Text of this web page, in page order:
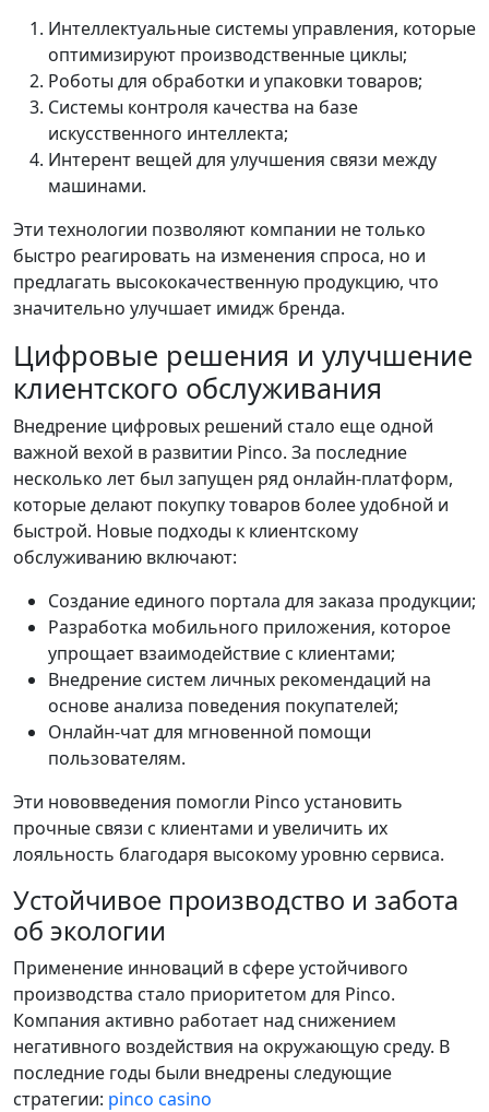
Интеллектуальные системы управления, которые
оптимизируют производственные циклы;
Роботы для обработки и упаковки товаров;
Системы контроля качества на базе
искусственного интеллекта;
Интерент вещей для улучшения связи между
машинами.
Эти технологии позволяют компании не только
быстро реагировать на изменения спроса, но и
предлагать высококачественную продукцию, что
значительно улучшает имидж бренда.
Цифровые решения и улучшение
клиентского обслуживания
Внедрение цифровых решений стало еще одной
важной вехой в развитии Pinco. За последние
несколько лет был запущен ряд онлайн-платформ,
которые делают покупку товаров более удобной и
быстрой. Новые подходы к клиентскому
обслуживанию включают:
Создание единого портала для заказа продукции;
Разработка мобильного приложения, которое
упрощает взаимодействие с клиентами;
Внедрение систем личных рекомендаций на
основе анализа поведения покупателей;
Онлайн-чат для мгновенной помощи
пользователям.
Эти нововведения помогли Pinco установить
прочные связи с клиентами и увеличить их
лояльность благодаря высокому уровню сервиса.
Устойчивое производство и забота
об экологии
Применение инноваций в сфере устойчивого
производства стало приоритетом для Pinco.
Компания активно работает над снижением
негативного воздействия на окружающую среду. В
последние годы были внедрены следующие
стратегии: pinco casino